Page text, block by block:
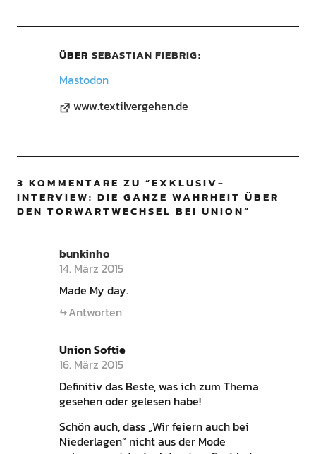
ÜBER SEBASTIAN FIEBRIG
Mastodon
www.textilvergehen.de
3 KOMMENTARE ZU “EXKLUSIV-
INTERVIEW: DIE GANZE WAHRHEIT ÜBER
DEN TORWARTWECHSEL BEI UNION”
bunkinho
14. März 2015
Made My day.
Antworten
Union Softie
16. März 2015
Definitiv das Beste, was ich zum Thema
gesehen oder gelesen habe!
Schön auch, dass „Wir feiern auch bei
Niederlagen“ nicht aus der Mode